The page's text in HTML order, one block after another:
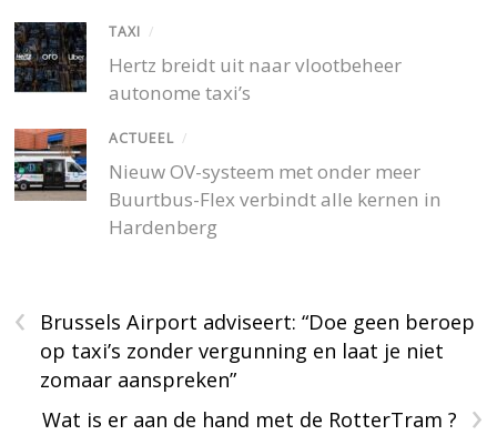
TAXI /
Hertz breidt uit naar vlootbeheer
autonome taxi’s
ACTUEEL /
Nieuw OV-systeem met onder meer
Buurtbus-Flex verbindt alle kernen in
Hardenberg
‹
Brussels Airport adviseert: “Doe geen beroep
op taxi’s zonder vergunning en laat je niet
zomaar aanspreken”
›
Wat is er aan de hand met de RotterTram ?